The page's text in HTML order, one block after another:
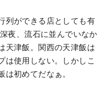
列ができる店としても有
夜、流石に並んでいなか
天津飯。関西の天津飯は
は使用しない。しかしこ
初めてだなぁ。